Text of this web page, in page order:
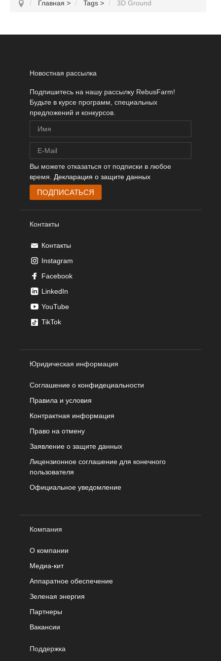
Главная > Tags > 3D Ground
Новостная рассылка
Подпишитесь на нашу рассылку RebusFarm!
Будьте в курсе программ, специальных
предложений и конкурсов.
Вы можете отказаться от подписки в любое
время. Декларация о защите данных
Контакты
Контакты
Instagram
Facebook
LinkedIn
YouTube
TikTok
Юридическая информация
Соглашение о конфидециальности
Правила и условия
Контрактная информация
Право на отмену
Заявление о защите данных
Лицензионное соглашение для конечного
пользователя
Официальное уведомление
Компания
О компании
Медиа-кит
Аппаратное обеспечение
Зеленая энергия
Партнеры
Вакансии
Поддержка